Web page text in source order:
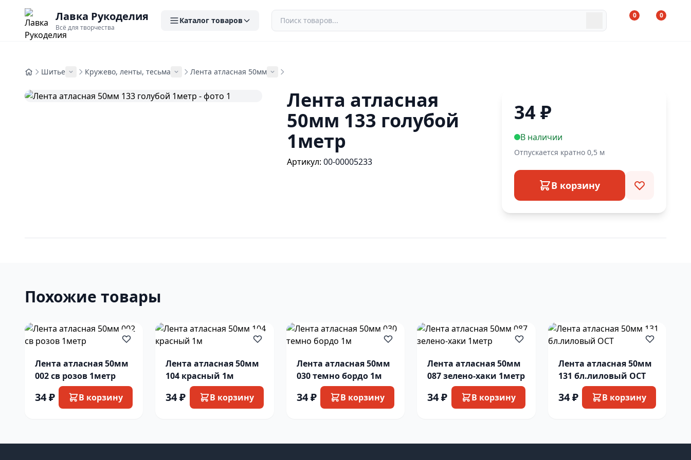
Лавка Рукоделия
Всё для творчества
Каталог товаров
0 0
Шитье Кружево, ленты, тесьма Лента атласная 50мм
Лента атласная
50мм 133 голубой
1метр
Артикул:00-00005233
34 ₽
В наличии
Отпускается кратно 0,5 м
В корзину
Похожие товары
Лента атласная 50мм
002 св розов 1метр
34 ₽ В корзину
Лента атласная 50мм
104 красный 1м
34 ₽ В корзину
Лента атласная 50мм
030 темно бордо 1м
34 ₽ В корзину
Лента атласная 50мм
087 зелено-хаки 1метр
34 ₽ В корзину
Лента атласная 50мм
131 бл.лиловый ОСТ
34 ₽ В корзину